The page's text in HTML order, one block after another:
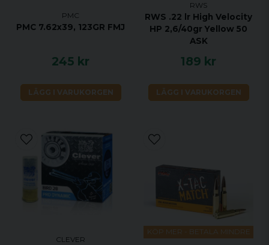
PMC
PMC 7.62x39, 123GR FMJ
245 kr
LÄGG I VARUKORGEN
RWS
RWS .22 lr High Velocity
HP 2,6/40gr Yellow 50
ASK
189 kr
LÄGG I VARUKORGEN
CLEVER
KÖP MER - BETALA MINDRE